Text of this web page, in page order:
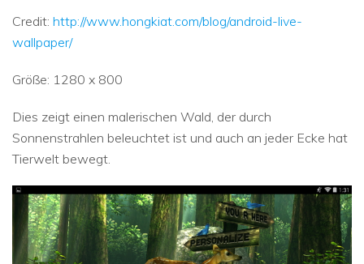
Credit: http://www.hongkiat.com/blog/android-live-
wallpaper/
Größe: 1280 x 800
Dies zeigt einen malerischen Wald, der durch
Sonnenstrahlen beleuchtet ist und auch an jeder Ecke hat
Tierwelt bewegt.